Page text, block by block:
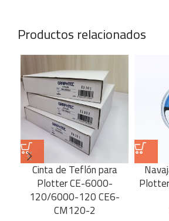
Productos relacionados
Cinta de Teflón para
Plotter CE-6000-
120/6000-120 CE6-
CM120-2